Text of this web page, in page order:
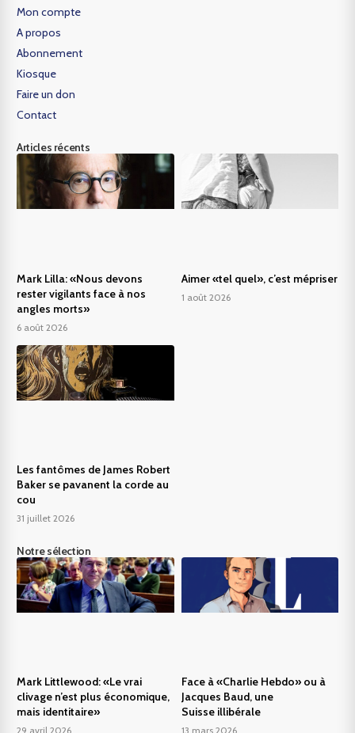
Mon compte
A propos
Abonnement
Kiosque
Faire un don
Contact
Articles récents
Mark Lilla: «Nous devons
rester vigilants face à nos
angles morts»
6 août 2026
Aimer «tel quel», c’est mépriser
1 août 2026
Les fantômes de James Robert
Baker se pavanent la corde au
cou
31 juillet 2026
Notre sélection
Mark Littlewood: «Le vrai
clivage n’est plus économique,
mais identitaire»
29 avril 2026
Face à «Charlie Hebdo» ou à
Jacques Baud, une
Suisse illibérale
13 mars 2026